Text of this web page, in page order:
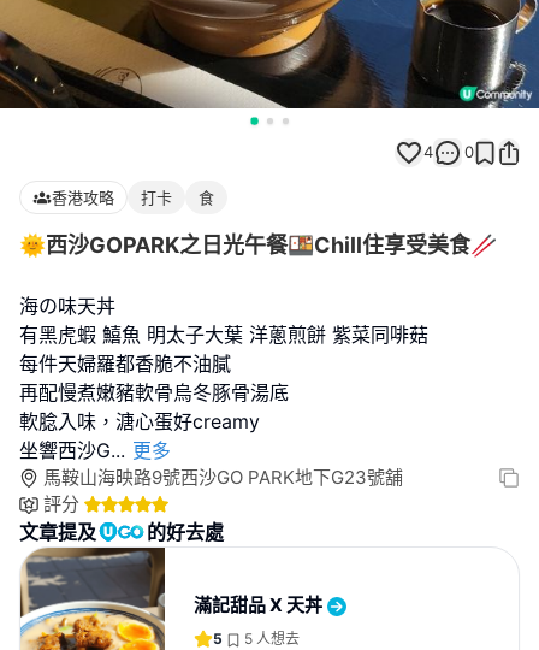
4 0
香港攻略 打卡 食
🌞西沙GOPARK之日光午餐🍱Chill住享受美食🥢
海の味天丼
有黑虎蝦 鱚魚 明太子大葉 洋蔥煎餅 紫菜同啡菇
每件天婦羅都香脆不油膩
再配慢煮嫩豬軟骨烏冬豚骨湯底
軟腍入味，溏心蛋好creamy
坐響西沙G... 更多
馬鞍山海映路9號西沙GO PARK地下G23號舖
評分
文章提及 的好去處
滿記甜品 X 天丼
5 5 人想去